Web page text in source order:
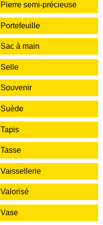
Pierre semi-précieuse
Portefeuille
Sac à main
Selle
Souvenir
Suède
Tapis
Tasse
Vaissellerie
Valorisé
Vase